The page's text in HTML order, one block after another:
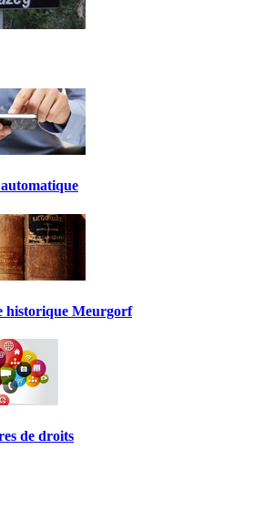
historique Meurgorf
de droits